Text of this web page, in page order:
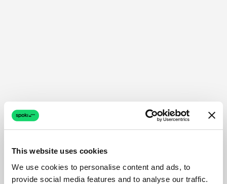
This website uses cookies
We use cookies to personalise content and ads, to
provide social media features and to analyse our traffic.